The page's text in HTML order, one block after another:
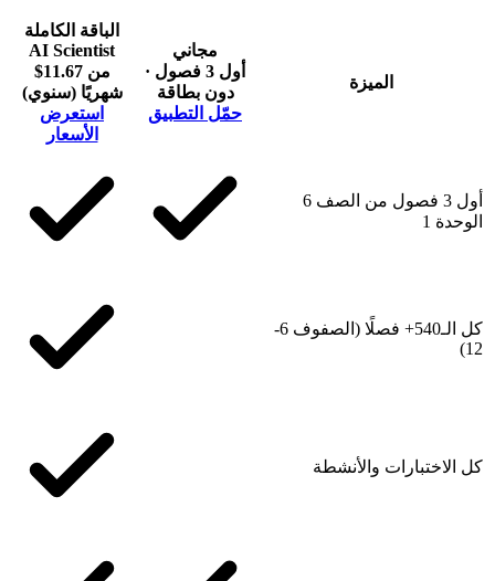
الميزة
مجاني
أول 3 فصول ·
دون بطاقة
حمّل التطبيق
الباقة الكاملة
AI Scientist
من 11.67$
شهريًا (سنوي)
استعرض
الأسعار
أول 3 فصول من الصف 6
الوحدة 1
كل الـ540+ فصلًا (الصفوف 6-
12)
كل الاختبارات والأنشطة